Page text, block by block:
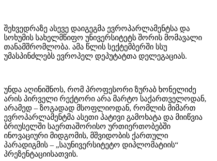
შეხვედრაზე ასევე დაიგეგმა ევროპარლამენტსა და
სოხუმის სახელმწიფო უნივერსიტეტს შორის მომავალი
თანამშრომლობა. ამა წლის სექტემბერში სსუ
უმასპინძლებს ევროპელ დეპუტატთა დელეგაციას.
უნდა აღინიშნოს, რომ პროფესორი ზურაბ ხონელიძე
არის პირველი რექტორი არა მარტო საქართველოდან,
არამედ – ზოგადად მსოფლიოდან, რომლის მიმართ
ევროპარლამენტმა ასეთი პატივი გამოხატა და მიიწვია
ბრიუსელში საერთაშორისო ურთიერთობებში
ინოვაციური მიდგომის, მშვიდობის ქართული
პარადიგმის – „საუნივერსიტეტო დიპლომატიის“
პრეზენტაციისათვის.